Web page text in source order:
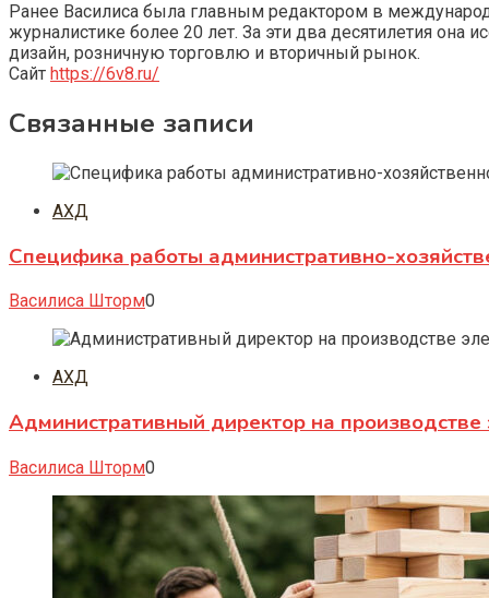
Ранее Василиса была главным редактором в
журналистике более 20 лет. За эти два десятилетия
дизайн, розничную торговлю и вторичный рынок.
Сайт https://6v8.ru/
Связанные записи
АХД
Специфика работы административно-
Василиса Шторм0
АХД
Административный директор на производстве
Василиса Шторм0